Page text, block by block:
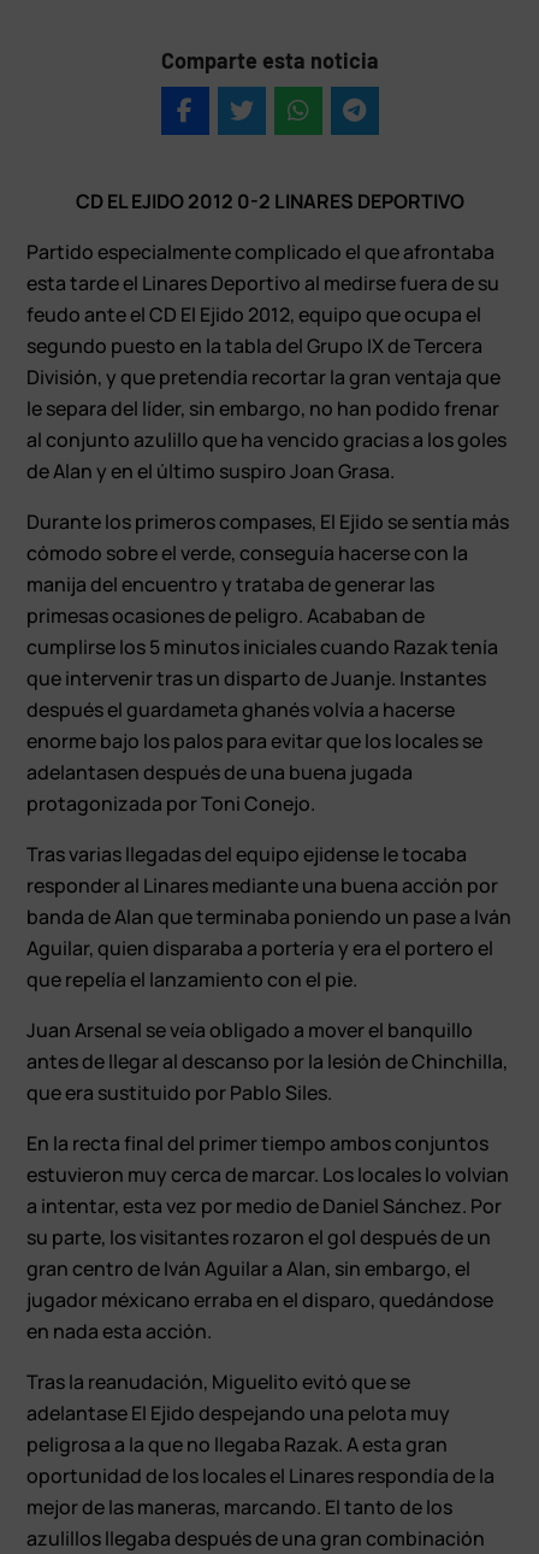
Comparte esta noticia
CD EL EJIDO 2012 0-2 LINARES DEPORTIVO
Partido especialmente complicado el que afrontaba
esta tarde el Linares Deportivo al medirse fuera de su
feudo ante el CD El Ejido 2012, equipo que ocupa el
segundo puesto en la tabla del Grupo IX de Tercera
División, y que pretendía recortar la gran ventaja que
le separa del líder, sin embargo, no han podido frenar
al conjunto azulillo que ha vencido gracias a los goles
de Alan y en el último suspiro Joan Grasa.
Durante los primeros compases, El Ejido se sentía más
cómodo sobre el verde, conseguía hacerse con la
manija del encuentro y trataba de generar las
primesas ocasiones de peligro. Acababan de
cumplirse los 5 minutos iniciales cuando Razak tenía
que intervenir tras un disparto de Juanje. Instantes
después el guardameta ghanés volvía a hacerse
enorme bajo los palos para evitar que los locales se
adelantasen después de una buena jugada
protagonizada por Toni Conejo.
Tras varias llegadas del equipo ejidense le tocaba
responder al Linares mediante una buena acción por
banda de Alan que terminaba poniendo un pase a Iván
Aguilar, quien disparaba a portería y era el portero el
que repelía el lanzamiento con el pie.
Juan Arsenal se veía obligado a mover el banquillo
antes de llegar al descanso por la lesión de Chinchilla,
que era sustituido por Pablo Siles.
En la recta final del primer tiempo ambos conjuntos
estuvieron muy cerca de marcar. Los locales lo volvían
a intentar, esta vez por medio de Daniel Sánchez. Por
su parte, los visitantes rozaron el gol después de un
gran centro de Iván Aguilar a Alan, sin embargo, el
jugador méxicano erraba en el disparo, quedándose
en nada esta acción.
Tras la reanudación, Miguelito evitó que se
adelantase El Ejido despejando una pelota muy
peligrosa a la que no llegaba Razak. A esta gran
oportunidad de los locales el Linares respondía de la
mejor de las maneras, marcando. El tanto de los
azulillos llegaba después de una gran combinación